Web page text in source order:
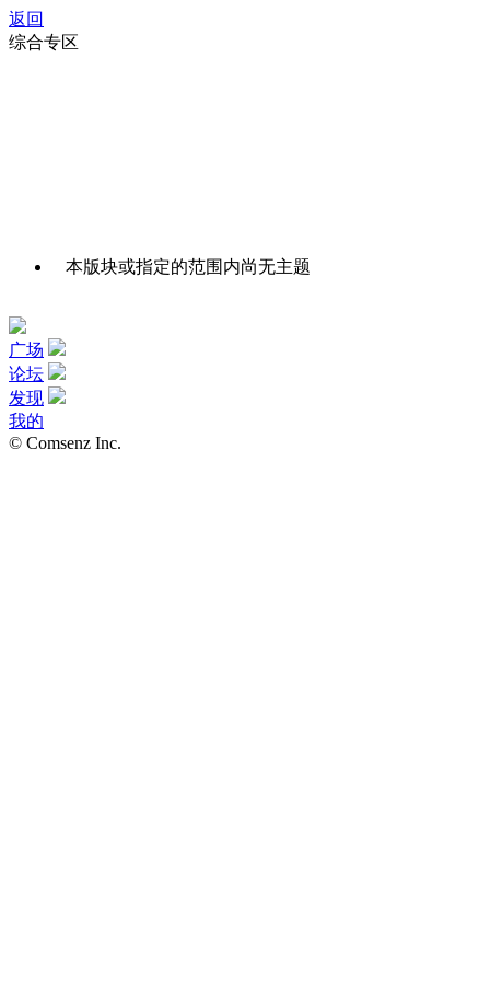
返回
综合专区
本版块或指定的范围内尚无主题
广场
论坛
发现
我的
© Comsenz Inc.